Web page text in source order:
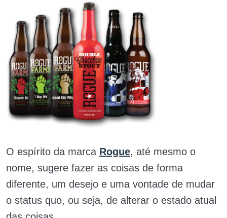
O espírito da marca Rogue, até mesmo o
nome, sugere fazer as coisas de forma
diferente, um desejo e uma vontade de mudar
o status quo, ou seja, de alterar o estado atual